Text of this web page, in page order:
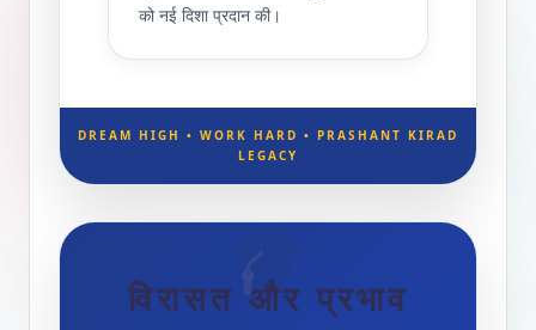
को नई दिशा प्रदान की।
DREAM HIGH • WORK HARD • PRASHANT KIRAD
LEGACY
विरासत और प्रभाव